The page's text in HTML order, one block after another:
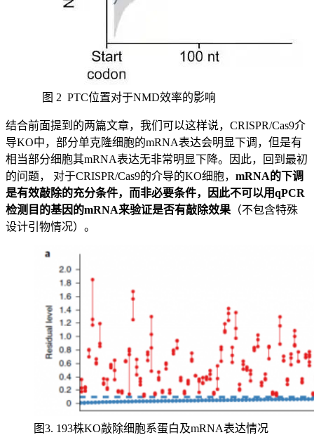
图 2 PTC位置对于NMD效率的影响
结合前面提到的两篇文章，我们可以这样说，CRISPR/Cas9介
导KO中，部分单克隆细胞的mRNA表达会明显下调，但是有
相当部分细胞其mRNA表达无非常明显下降。因此，回到最初
的问题， 对于CRISPR/Cas9的介导的KO细胞， mRNA的下调
是有效敲除的充分条件，而非必要条件，因此不可以用qPCR
检测目的基因的mRNA来验证是否有敲除效果 （不包含特殊
设计引物情况）。
图3. 193株KO敲除细胞系蛋白及mRNA表达情况